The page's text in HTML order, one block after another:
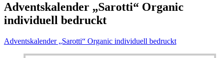
Adventskalender „Sarotti“ Organic
individuell bedruckt
Adventskalender „Sarotti“ Organic individuell bedruckt